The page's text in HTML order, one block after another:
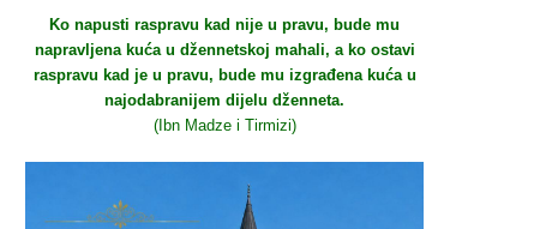
Ko napusti raspravu kad nije u pravu, bude mu
napravljena kuća u džennetskoj mahali, a ko ostavi
raspravu kad je u pravu, bude mu izgrađena kuća u
najodabranijem dijelu dženneta.
(Ibn Madze i Tirmizi)